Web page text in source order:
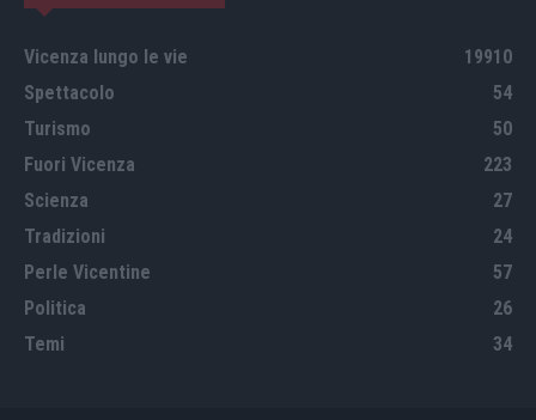
Vicenza lungo le vie
19910
Spettacolo
54
Turismo
50
Fuori Vicenza
223
Scienza
27
Tradizioni
24
Perle Vicentine
57
Politica
26
Temi
34